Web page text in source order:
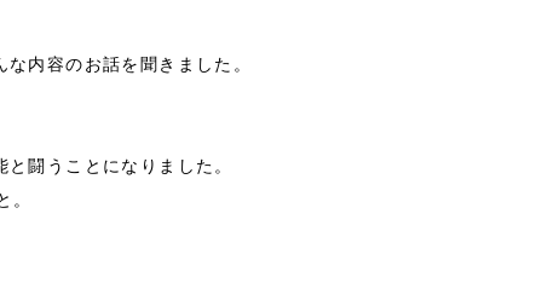
内容のお話を聞きました。
闘うことになりました。
。